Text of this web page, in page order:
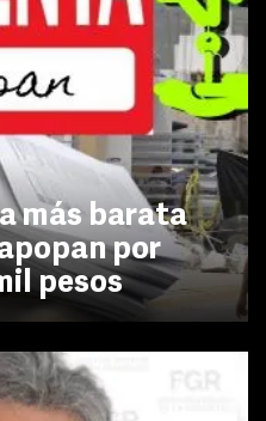
más barata
por
pesos